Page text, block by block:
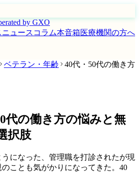
by GXO
ニュース コラム本音箱医療機関の方へ
ベテラン・年齢 40代・50代の働き方
代の働き方の悩みと無
択肢
になった、管理職を打診されたが現
ことも気がかりになってきた。40